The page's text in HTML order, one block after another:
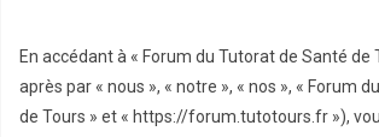
En accédant à « Forum du Tutorat de Santé de
après par « nous », « notre », « nos », « Forum
de Tours » et « https://forum.tutotours.fr »),